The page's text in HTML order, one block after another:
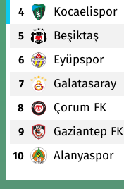
4 Kocaelispor
5 Beşiktaş
6 Eyüpspor
7 Galatasaray
8 Çorum FK
9 Gaziantep FK
10 Alanyaspor